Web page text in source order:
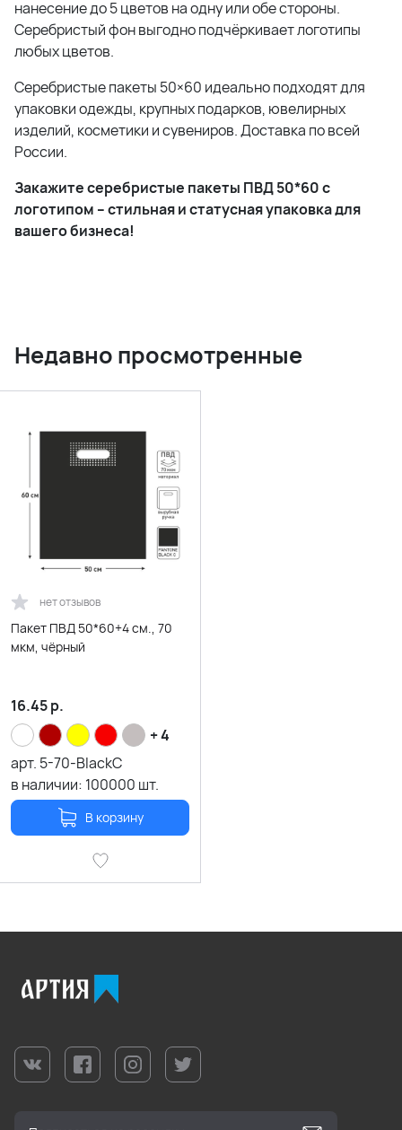
нанесение до 5 цветов на одну или обе стороны.
Серебристый фон выгодно подчёркивает логотипы
любых цветов.
Серебристые пакеты 50×60 идеально подходят для
упаковки одежды, крупных подарков, ювелирных
изделий, косметики и сувениров. Доставка по всей
России.
Закажите серебристые пакеты ПВД 50*60 с
логотипом – стильная и статусная упаковка для
вашего бизнеса!
Недавно просмотренные
нет отзывов
Пакет ПВД 50*60+4 см., 70
мкм, чёрный
16.45р.
+ 4
арт. 5-70-BlackC
в наличии: 100000 шт.
В корзину